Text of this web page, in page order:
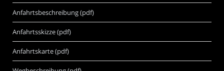
Anfahrtsbeschreibung (pdf)
Anfahrtsskizze (pdf)
Anfahrtskarte (pdf)